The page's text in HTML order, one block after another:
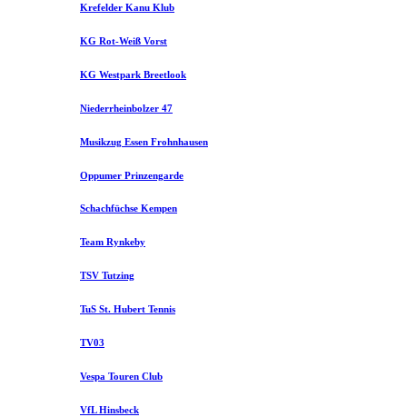
Krefelder Kanu Klub
KG Rot-Weiß Vorst
KG Westpark Breetlook
Niederrheinbolzer 47
Musikzug Essen Frohnhausen
Oppumer Prinzengarde
Schachfüchse Kempen
Team Rynkeby
TSV Tutzing
TuS St. Hubert Tennis
TV03
Vespa Touren Club
VfL Hinsbeck